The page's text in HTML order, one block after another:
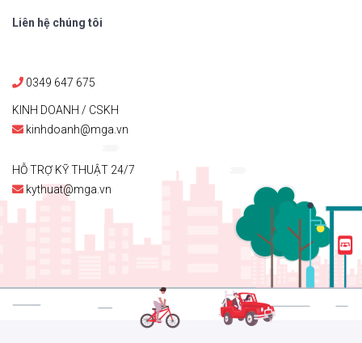
Liên hệ chúng tôi
0349 647 675
KINH DOANH / CSKH
kinhdoanh@mga.vn
HỖ TRỢ KỸ THUẬT 24/7
kythuat@mga.vn